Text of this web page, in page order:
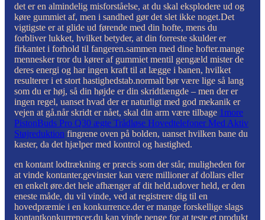
det er en almindelig misforståelse, at du skal eksplodere ud og
køre gummiet af, men i sandhed gør det slet ikke noget.Det
vigtigste er at glide ud førende med din hofte, mens du
forbliver lukket, hvilket betyder, at din forreste skulder er
firkantet i forhold til fangeren.sammen med dine hofter.mange
mennesker tror du kører af gummiet mentil gengæld mister de
deres energi og har ingen kraft til at lægge i banen, hvilket
resulterer i et stort hastighedstab.normalt bør være lige så lang
som du er høj, så din højde er din skridtlængde – men der er
ingen regel, uanset hvad der er naturligt med god mekanik er
vejen at gå.når skridt er nået, skal din arm være tilbage 1more
PistonBuds Pro Q30 ægte Trådløse Hovedtelefoner Med Aktiv
Støjreduktion fingrene oven på bolden, uanset hvilken bane du
kaster, da det hjælper med kontrol og hastighed.
en kontant lodtrækning er præcis som der står, muligheden for
at vinde kontanter.gevinster kan være millioner af dollars eller
en enkelt øre.det hele afhænger af dit held.udover held, er den
eneste måde, du vil vinde, ved at registrere dig til en
hovedpræmie i en konkurrence.der er mange forskellige slags
kontantkonkurrencer.du kan vinde penge for at teste et produkt